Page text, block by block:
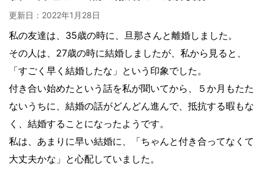
更新日： 2022年1月28日
私の友達は、35歳の時に、旦那さんと離婚しました。
その人は、27歳の時に結婚しましたが、私から見ると、
「すごく早く結婚したな」という印象でした。
付き合い始めたという話を私が聞いてから、５か月もたた
ないうちに、結婚の話がどんどん進んで、抵抗する暇もな
く、結婚することになったようです。
私は、あまりに早い結婚に、「ちゃんと付き合ってなくて
大丈夫かな」と心配していました。